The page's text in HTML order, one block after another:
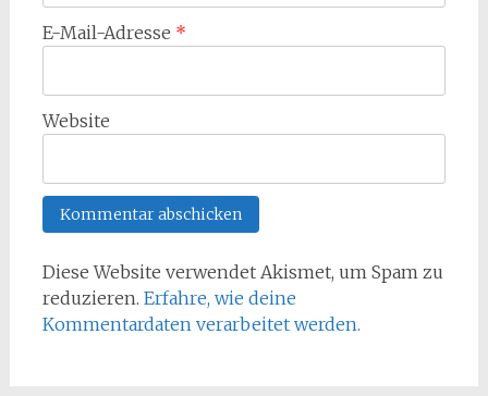
E-Mail-Adresse *
Website
Diese Website verwendet Akismet, um Spam zu
reduzieren. Erfahre, wie deine
Kommentardaten verarbeitet werden.